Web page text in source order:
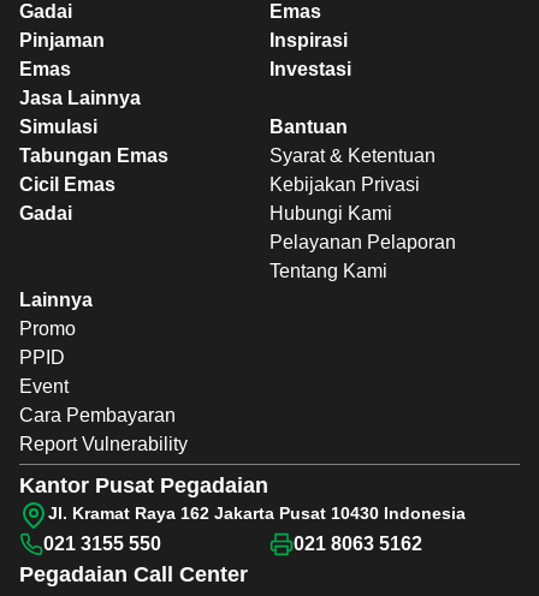
Gadai
Pinjaman
Emas
Jasa Lainnya
Emas
Inspirasi
Investasi
Simulasi
Tabungan Emas
Cicil Emas
Gadai
Bantuan
Syarat & Ketentuan
Kebijakan Privasi
Hubungi Kami
Pelayanan Pelaporan
Tentang Kami
Lainnya
Promo
PPID
Event
Cara Pembayaran
Report Vulnerability
Pegadaian Call Center
Kantor Pusat Pegadaian
Jl. Kramat Raya 162 Jakarta Pusat 10430 Indonesia
021 3155 550 021 8063 5162